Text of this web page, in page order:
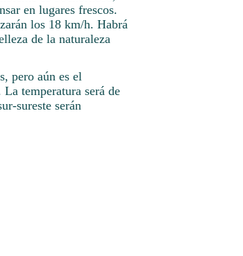
en lugares frescos.
los 18 km/h. Habrá
de la naturaleza
pero aún es el
temperatura será de
sureste serán